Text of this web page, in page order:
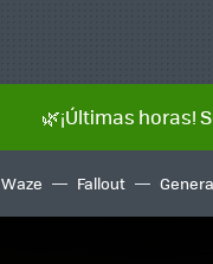
🌿¡Últimas horas!
Waze Fallout